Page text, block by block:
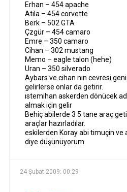
Erhan – 454 apache
Atila – 454 corvette
Berk – 502 GTA
Çzgür – 454 camaro
Emre – 350 camaro
Cihan – 302 mustang
Memo – eagle talon (hehe)
Uran – 350 silverado
Aybars ve cihan nın cevresi
gelirlerse onlar da getirir.
ıstemihan askerden dönücek
almak için gelir
Behiç abilerde 3 5 tane araç
araçlar hazırladılar.
eskilerden Koray abi timuçin ve
diye düşünüyorum.
24 Şubat 2009: 00:29